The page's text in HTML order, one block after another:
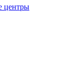
центры